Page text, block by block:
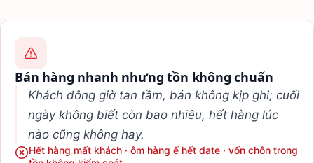
Bán hàng nhanh nhưng tồn không chuẩn
Khách đông giờ tan tầm, bán không kịp ghi; cuối
ngày không biết còn bao nhiêu, hết hàng lúc
nào cũng không hay.
Hết hàng mất khách · ôm hàng ế hết date · vốn chôn trong